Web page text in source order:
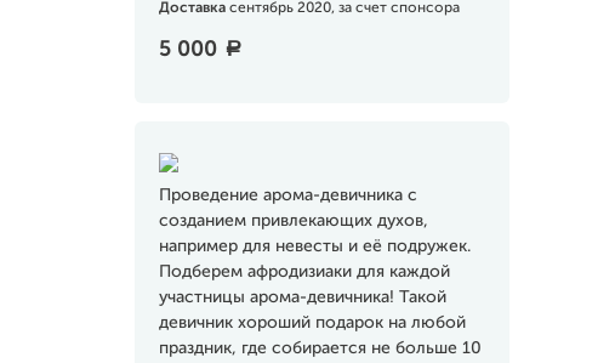
Доставка сентябрь 2020, за счет спонсора
5 000 a
Проведение арома-девичника с
созданием привлекающих духов,
например для невесты и её подружек.
Подберем афродизиаки для каждой
участницы арома-девичника! Такой
девичник хороший подарок на любой
праздник, где собирается не больше 10